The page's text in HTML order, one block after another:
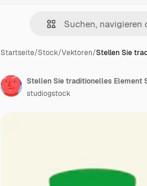
Startseite/Stock/Vektoren/Stellen Sie
Stellen Sie traditionelles Element
studiogstock